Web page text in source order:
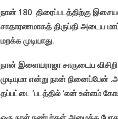
நான் 180 திரைப்படத்திற்கு
சாதாரணமாகத் திருப்தி அடைய
மறக்க முடியாது.
நான் இளையராஜா சாருடைய
முடியுமா என்று நான் நினைப்பேன்
தப்பட்டை ‘படத்தில் ‘என் உள்ளம்